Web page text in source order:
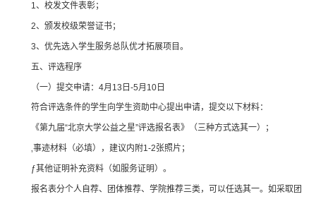
1、校发文件表彰；
2、颁发校级荣誉证书；
3、优先选入学生服务总队优才拓展项目。
五、评选程序
（一）提交申请：4月13日-5月10日
符合评选条件的学生向学生资助中心提出申请，提交以下材料：
《第九届“北京大学公益之星”评选报名表》（三种方式选其一）；
‚事迹材料（必填），建议内附1-2张照片；
ƒ其他证明补充资料（如服务证明）。
报名表分个人自荐、团体推荐、学院推荐三类，可以任选其一。如采取团